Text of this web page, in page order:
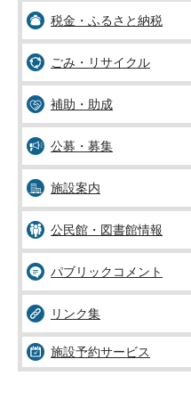
税金・ふるさと納税
ごみ・リサイクル
補助・助成
公募・募集
施設案内
公民館・図書館情報
パブリックコメント
リンク集
施設予約サービス